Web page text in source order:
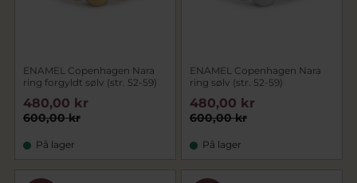
ENAMEL Copenhagen Nara
ring forgyldt sølv (str. 52-59)
600,00 kr
480,00 kr
På lager
ENAMEL Copenhagen Nara
ring sølv (str. 52-59)
600,00 kr
480,00 kr
På lager